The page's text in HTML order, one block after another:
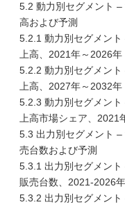
5.2 動力別セグメント
高および予測
5.2.1 動力別セグメン
上高、2021年～2026年
5.2.2 動力別セグメン
上高、2027年～2032年
5.2.3 動力別セグメン
上高市場シェア、2021
5.3 出力別セグメント
売台数および予測
5.3.1 出力別セグメン
販売台数、2021-2026年
5.3.2 出力別セグメン